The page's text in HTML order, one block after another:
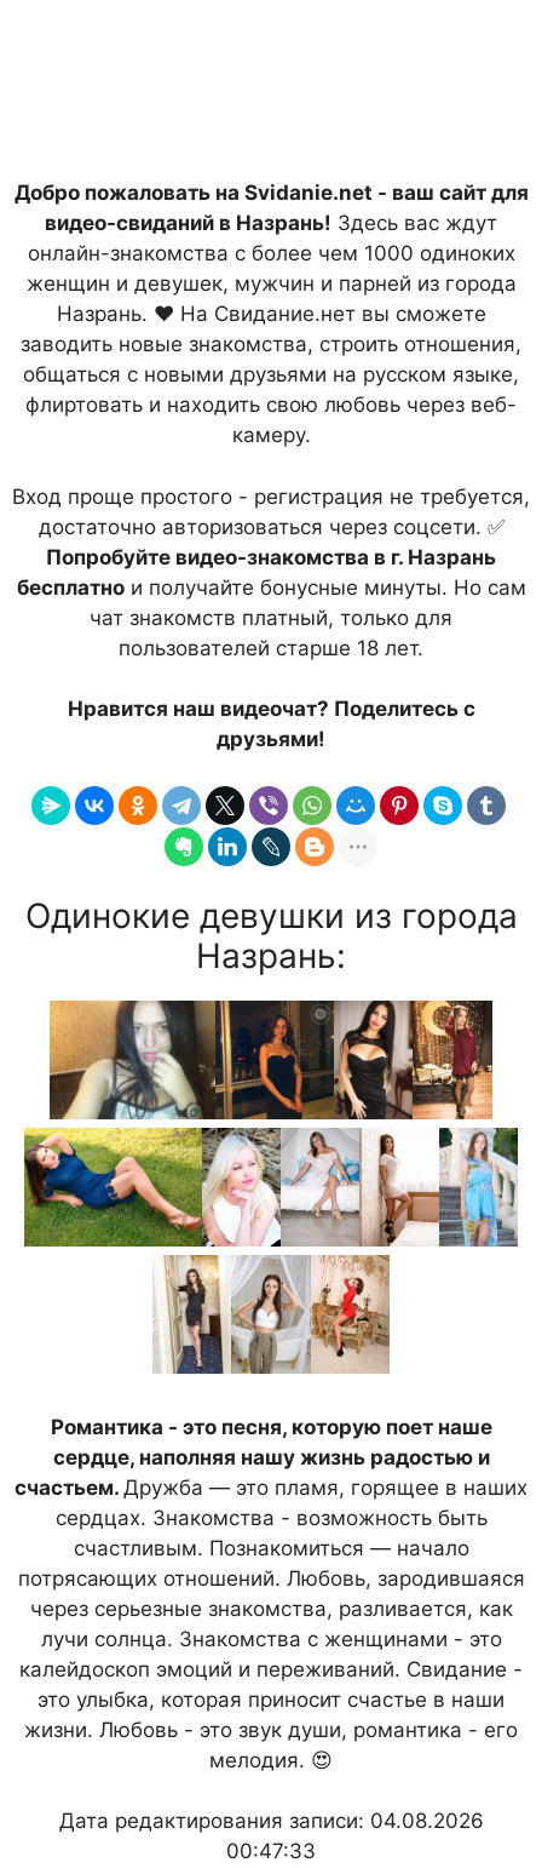
Добро пожаловать на Svidanie.net - ваш сайт для
видео-свиданий в Назрань! Здесь вас ждут
онлайн-знакомства с более чем 1000 одиноких
женщин и девушек, мужчин и парней из города
Назрань. ❤ На Свидание.нет вы сможете
заводить новые знакомства, строить отношения,
общаться с новыми друзьями на русском языке,
флиртовать и находить свою любовь через веб-
камеру.
Вход проще простого - регистрация не требуется,
достаточно авторизоваться через соцсети. ✅
Попробуйте видео-знакомства в г. Назрань
бесплатнои получайте бонусные минуты. Но сам
чат знакомств платный, только для
пользователей старше 18 лет.
Нравится наш видеочат? Поделитесь с
друзьями!
Одинокие девушки из города
Назрань:
Романтика - это песня, которую поет наше
сердце, наполняя нашу жизнь радостью и
счастьем. Дружба — это пламя, горящее в наших
сердцах. Знакомства - возможность быть
счастливым. Познакомиться — начало
потрясающих отношений. Любовь, зародившаяся
через серьезные знакомства, разливается, как
лучи солнца. Знакомства с женщинами - это
калейдоскоп эмоций и переживаний. Свидание -
это улыбка, которая приносит счастье в наши
жизни. Любовь - это звук души, романтика - его
мелодия. 😍
Дата редактирования записи: 04.08.2026
00:47:33